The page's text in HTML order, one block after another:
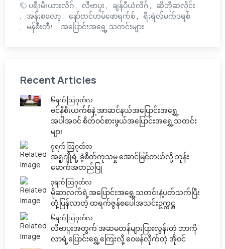
ပရီးမီးယားလိဂ် လီဗာပူး ချန်ပီယံလိဂ်
ဆိုဘိုဆလိုင်း
အန်းစလော့
နော်တင်ဟမ်ဖောရက်စ်
ရီးရဲလ်မက်ဒရစ်
မန်စီးတီး
အပြောင်းအရွှေ့ သတင်းများ
Recent Articles
၆ရက် သြဂုတ်လ
ဗင်နီစီးယက်စ်နဲ့ အာဆင်နယ်အပြောင်းအရွှေ့
အပါအဝင် စိတ်ဝင်စားဖွယ်အပြောင်းအရွှေ့သတင်း
များ
၇ရက် သြဂုတ်လ
အရူဂျိုရဲ့ ခွဲစိတ်ကုသမှု အောင်မြင်တယ်လို့ ဘုန်း
မောက်အတည်ပြု
၃ရက် သြဂုတ်လ
မိုဆာလက်ရဲ့အပြောင်းအရွှေ့သတင်းနဲ့ပတ်သက်ပြီး
တုံ့ပြန်လာတဲ့ ထရက်ဇွန်စပေါအသင်းဥက္ကဋ္ဌ
၆ရက် သြဂုတ်လ
လီဗာပူးအတွက် အဆမတန်များပြားလွန်းတဲ့ ဘာကို
လာရဲ့ပြောင်းရွှေ့ကြေးလို့ ဝေဖန်လိုက်တဲ့ အိုဝင်